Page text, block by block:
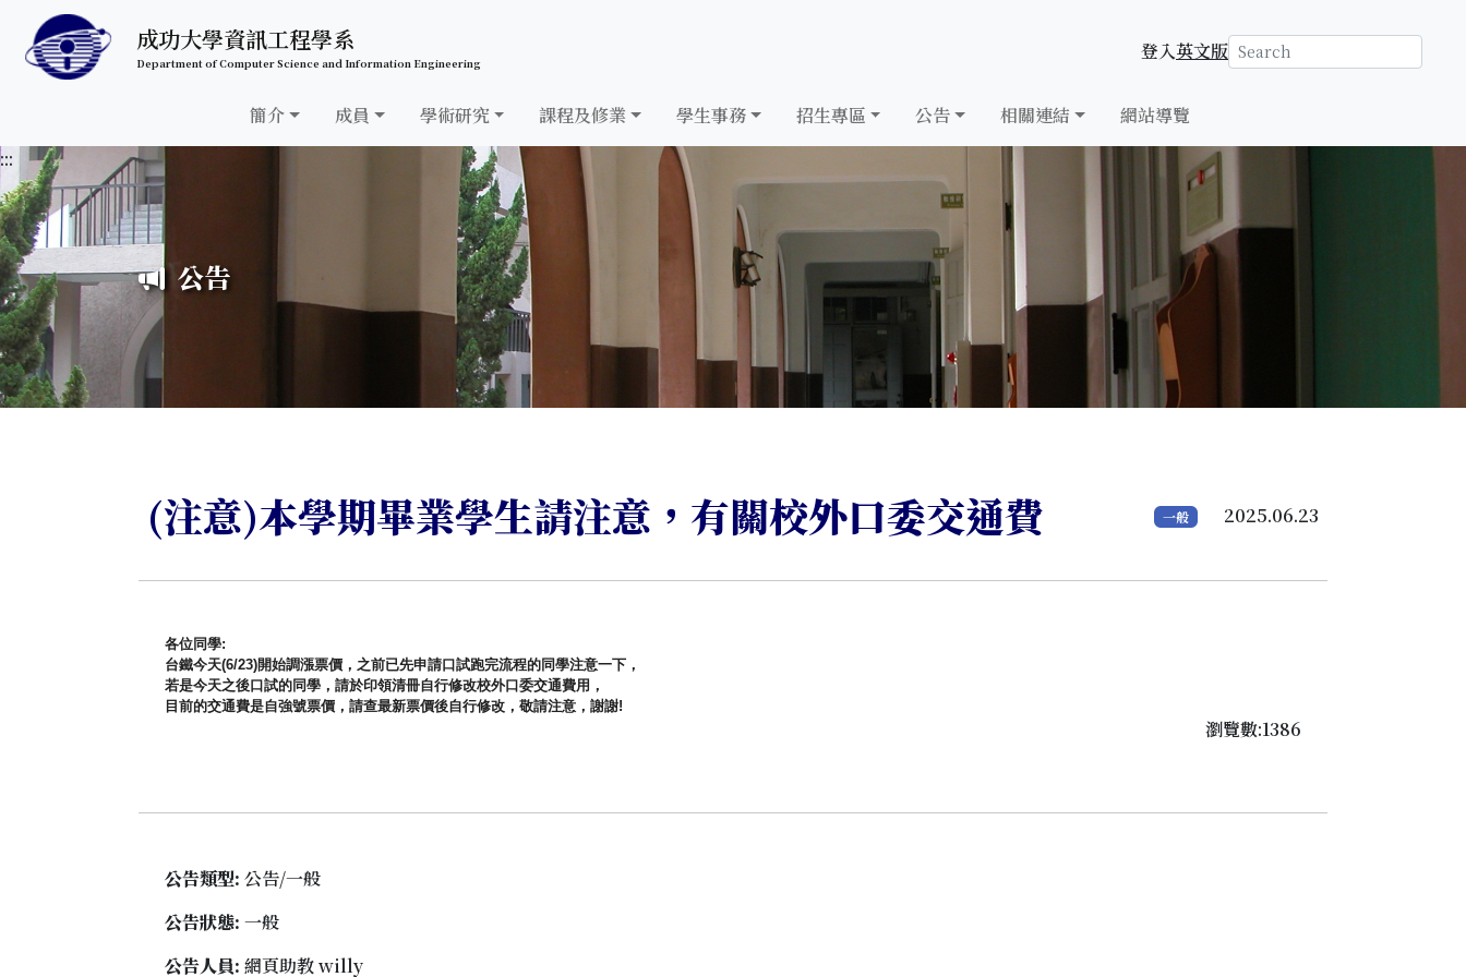
跳至中央內容區塊
成功大學資訊工程學系
Department of Computer Science and Information Engineering 登入英文版
簡介 成員 學術研究 課程及修業 學生事務 招生專區 公告 相關連結
網站導覽
:::
公告
(注意)本學期畢業學生請注意，有關校外口委交通費 一般 2025.06.23
各位同學:
台鐵今天(6/23)開始調漲票價，之前已先申請口試跑完流程的同學注意一下，
若是今天之後口試的同學，請於印領清冊自行修改校外口委交通費用，
目前的交通費是自強號票價，請查最新票價後自行修改，敬請注意，謝謝!
瀏覽數:1386
公告類型: 公告/一般
公告狀態: 一般
公告人員: 網頁助教 willy